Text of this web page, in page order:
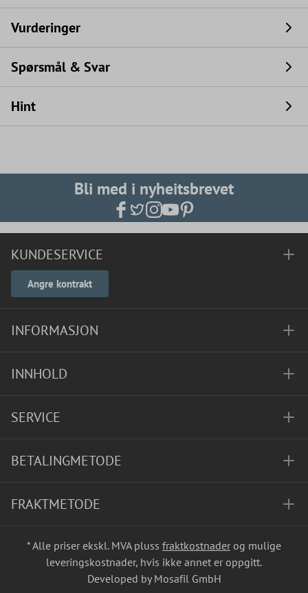
Vurderinger
Spørsmål & Svar
Hint
Bli med i nyheitsbrevet
KUNDESERVICE
Angre kontrakt
INFORMASJON
INNHOLD
SERVICE
BETALINGMETODE
FRAKTMETODE
* Alle priser ekskl. MVA pluss fraktkostnader og mulige
leveringskostnader, hvis ikke annet er oppgitt.
Developed by Mosafil GmbH